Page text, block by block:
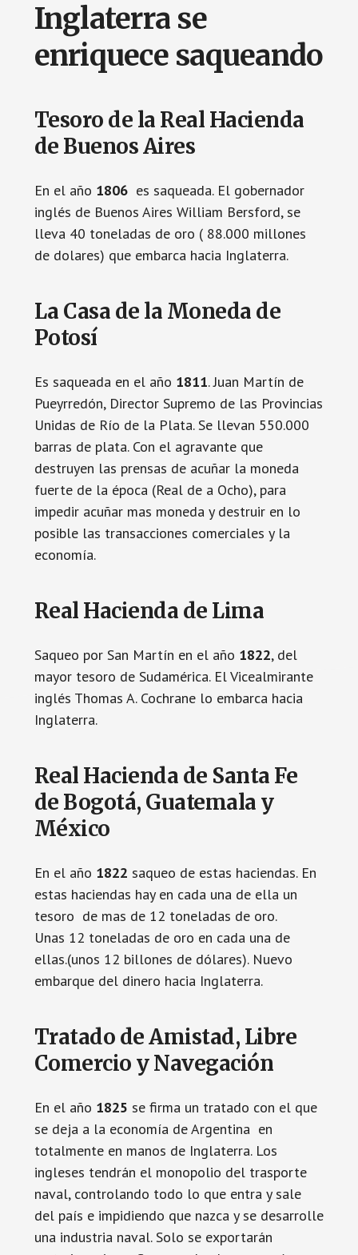
Inglaterra se
enriquece saqueando
Tesoro de la Real Hacienda
de Buenos Aires
En el año 1806 es saqueada. El gobernador
inglés de Buenos Aires William Bersford, se
lleva 40 toneladas de oro ( 88.000 millones
de dolares) que embarca hacia Inglaterra.
La Casa de la Moneda de
Potosí
Es saqueada en el año 1811. Juan Martín de
Pueyrredón, Director Supremo de las Provincias
Unidas de Río de la Plata. Se llevan 550.000
barras de plata. Con el agravante que
destruyen las prensas de acuñar la moneda
fuerte de la época (Real de a Ocho), para
impedir acuñar mas moneda y destruir en lo
posible las transacciones comerciales y la
economía.
Real Hacienda de Lima
Saqueo por San Martín en el año 1822, del
mayor tesoro de Sudamérica. El Vicealmirante
inglés Thomas A. Cochrane lo embarca hacia
Inglaterra.
Real Hacienda de Santa Fe
de Bogotá, Guatemala y
México
En el año 1822 saqueo de estas haciendas. En
estas haciendas hay en cada una de ella un
tesoro de mas de 12 toneladas de oro.
Unas 12 toneladas de oro en cada una de
ellas.(unos 12 billones de dólares). Nuevo
embarque del dinero hacia Inglaterra.
Tratado de Amistad, Libre
Comercio y Navegación
En el año 1825 se firma un tratado con el que
se deja a la economía de Argentina en
totalmente en manos de Inglaterra. Los
ingleses tendrán el monopolio del trasporte
naval, controlando todo lo que entra y sale
del país e impidiendo que nazca y se desarrolle
una industria naval. Solo se exportarán